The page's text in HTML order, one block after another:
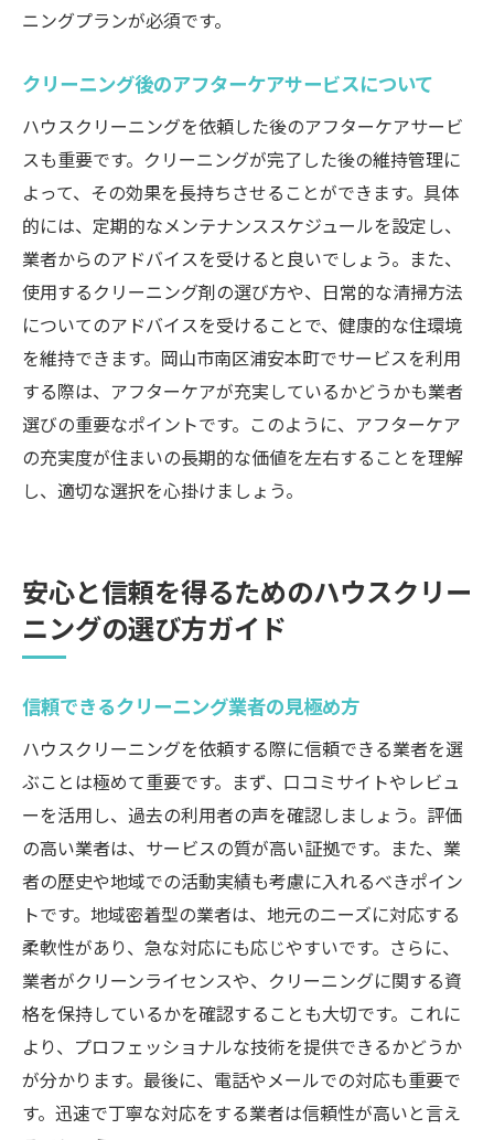
地元企業だからこその迅速で柔軟な対応
地域イベントやキャンペーンを活用する方
法
地元コミュニティとの連携で安心サービス
を
地元の人々による口コミを信頼する理由
ニングプランが必須です。
クリーニング後のアフターケアサービスについて
ハウスクリーニングを依頼した後のアフターケアサービ
スも重要です。クリーニングが完了した後の維持管理に
よって、その効果を長持ちさせることができます。具体
的には、定期的なメンテナンススケジュールを設定し、
業者からのアドバイスを受けると良いでしょう。また、
使用するクリーニング剤の選び方や、日常的な清掃方法
についてのアドバイスを受けることで、健康的な住環境
を維持できます。岡山市南区浦安本町でサービスを利用
する際は、アフターケアが充実しているかどうかも業者
選びの重要なポイントです。このように、アフターケア
の充実度が住まいの長期的な価値を左右することを理解
し、適切な選択を心掛けましょう。
安心と信頼を得るためのハウスクリー
ニングの選び方ガイド
信頼できるクリーニング業者の見極め方
ハウスクリーニングを依頼する際に信頼できる業者を選
ぶことは極めて重要です。まず、口コミサイトやレビュ
ーを活用し、過去の利用者の声を確認しましょう。評価
の高い業者は、サービスの質が高い証拠です。また、業
者の歴史や地域での活動実績も考慮に入れるべきポイン
トです。地域密着型の業者は、地元のニーズに対応する
柔軟性があり、急な対応にも応じやすいです。さらに、
業者がクリーンライセンスや、クリーニングに関する資
格を保持しているかを確認することも大切です。これに
より、プロフェッショナルな技術を提供できるかどうか
が分かります。最後に、電話やメールでの対応も重要で
す。迅速で丁寧な対応をする業者は信頼性が高いと言え